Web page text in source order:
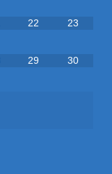
22 23
29 30